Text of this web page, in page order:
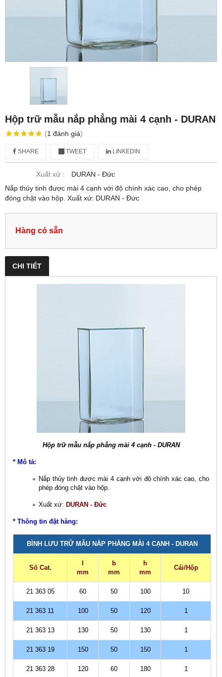
Hộp trữ mẫu nắp phẳng mài 4 cạnh - DURAN
(1 đánh giá)
SHARE TWEET LINKEDIN
Xuất xứ :
DURAN - Đức
Nắp thủy tinh được mài 4 cạnh với độ chính xác cao, cho phép
đóng chặt vào hộp. Xuất xứ: DURAN - Đức
Hàng có sẵn
CHI TIẾT
Hộp trữ mẫu nắp phẳng mài 4 cạnh - DURAN
* Mô tả:
Nắp thủy tinh được mài 4 cạnh với độ chính xác cao, cho
phép đóng chặt vào hộp.
Xuất xứ: DURAN - Đức
* Thông tin đặt hàng:
BÌNH LƯU TRỮ MẪU NẮP PHẲNG MÀI 4 CẠNH - DURAN
Số Cat.
mm
b
mm
h
mm
Cái/Hộp
21 363 05 60 50 100 10
21 363 11 100 50 120 1
21 363 13 130 50 130 1
21 363 19 150 50 150 1
21 363 28 120 60 180 1